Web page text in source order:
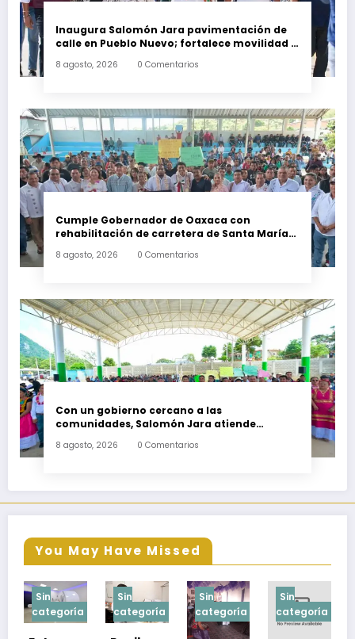
Inaugura Salomón Jara pavimentación de
calle en Pueblo Nuevo; fortalece movilidad y
8 agosto, 2026 0 Comentarios
Cumple Gobernador de Oaxaca con
rehabilitación de carretera de Santa María
8 agosto, 2026 0 Comentarios
Con un gobierno cercano a las
comunidades, Salomón Jara atiende
Tenango
8 agosto, 2026 0 Comentarios
You May Have Missed
Sin
categoría
Sin
categoría
Sin
categoría
Sin
categoría